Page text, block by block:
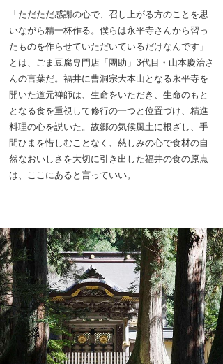
「ただただ感謝の心で、召し上がる方のことを思
いながら精一杯作る。僕らは永平寺さんから習っ
たものを作らせていただいているだけなんです」
とは、ごま豆腐専門店「團助」3代目・山本慶治さ
んの言葉だ。福井に曹洞宗大本山となる永平寺を
開いた道元禅師は、生命をいただき、生命のもと
となる食を重視して修行の一つと位置づけ、精進
料理の心を説いた。故郷の気候風土に根ざし、手
間ひまを惜しむことなく、慈しみの心で食材の自
然なおいしさを大切に引き出した福井の食の原点
は、ここにあると言っていい。